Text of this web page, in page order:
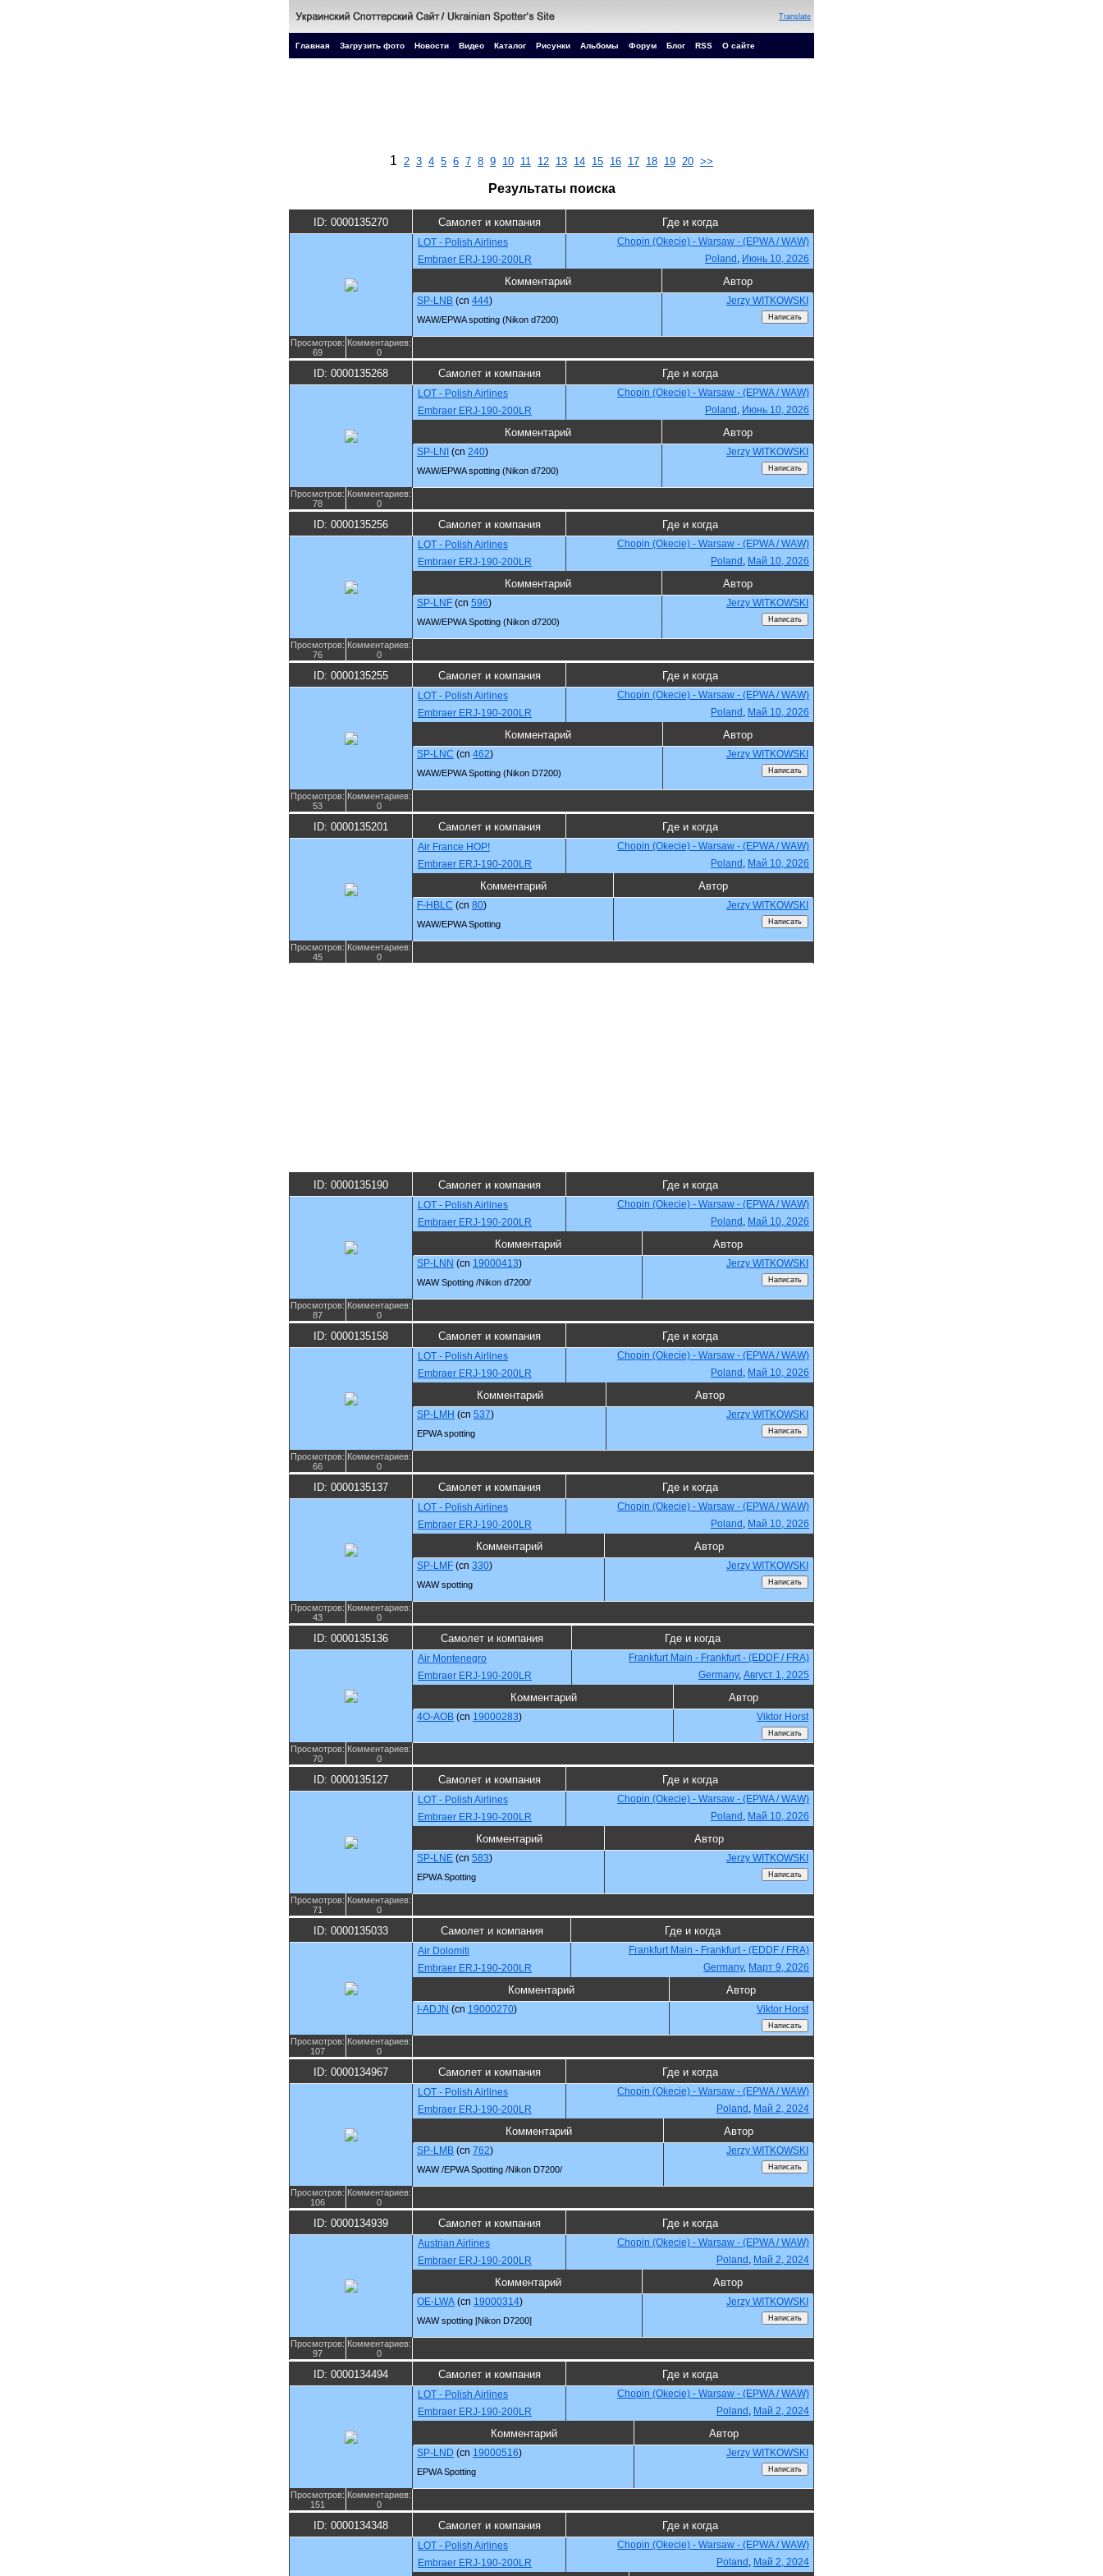
Translate
Главная Загрузить фото Новости Видео Каталог Рисунки Альбомы Форум Блог RSS О сайте
1 2 3 4 5 6 7 8 9 10 11 12 13 14 15 16 17 18 19 20 >>
Результаты поиска
ID: 0000135270 Самолет и компания Где и когда
LOT - Polish Airlines
Chopin (Okecie) - Warsaw - (EPWA / WAW)
Embraer ERJ-190-200LR
Poland , Июнь 10, 2026
Комментарий Автор
SP-LNB (cn 444)
WAW/EPWA spotting (Nikon d7200)
Jerzy WITKOWSKI
Просмотров:
69
Комментариев:
0
ID: 0000135268 Самолет и компания Где и когда
LOT - Polish Airlines
Chopin (Okecie) - Warsaw - (EPWA / WAW)
Embraer ERJ-190-200LR
Poland , Июнь 10, 2026
Комментарий Автор
SP-LNI (cn 240)
WAW/EPWA spotting (Nikon d7200)
Jerzy WITKOWSKI
Просмотров:
78
Комментариев:
0
ID: 0000135256 Самолет и компания Где и когда
LOT - Polish Airlines
Chopin (Okecie) - Warsaw - (EPWA / WAW)
Embraer ERJ-190-200LR
Poland , Май 10, 2026
Комментарий Автор
SP-LNF (cn 596)
WAW/EPWA Spotting (Nikon d7200)
Jerzy WITKOWSKI
Просмотров:
76
Комментариев:
0
ID: 0000135255 Самолет и компания Где и когда
LOT - Polish Airlines
Chopin (Okecie) - Warsaw - (EPWA / WAW)
Embraer ERJ-190-200LR
Poland , Май 10, 2026
Комментарий Автор
SP-LNC (cn 462)
WAW/EPWA Spotting (Nikon D7200)
Jerzy WITKOWSKI
Просмотров:
53
Комментариев:
0
ID: 0000135201 Самолет и компания Где и когда
Air France HOP!
Chopin (Okecie) - Warsaw - (EPWA / WAW)
Embraer ERJ-190-200LR
Poland , Май 10, 2026
Комментарий Автор
F-HBLC (cn 80)
WAW/EPWA Spotting
Jerzy WITKOWSKI
Просмотров:
45
Комментариев:
0
ID: 0000135190 Самолет и компания Где и когда
LOT - Polish Airlines
Chopin (Okecie) - Warsaw - (EPWA / WAW)
Embraer ERJ-190-200LR
Poland , Май 10, 2026
Комментарий Автор
SP-LNN (cn 19000413)
WAW Spotting /Nikon d7200/
Jerzy WITKOWSKI
Просмотров:
87
Комментариев:
0
ID: 0000135158 Самолет и компания Где и когда
LOT - Polish Airlines
Chopin (Okecie) - Warsaw - (EPWA / WAW)
Embraer ERJ-190-200LR
Poland , Май 10, 2026
Комментарий Автор
SP-LMH (cn 537)
EPWA spotting
Jerzy WITKOWSKI
Просмотров:
66
Комментариев:
0
ID: 0000135137 Самолет и компания Где и когда
LOT - Polish Airlines
Chopin (Okecie) - Warsaw - (EPWA / WAW)
Embraer ERJ-190-200LR
Poland , Май 10, 2026
Комментарий Автор
SP-LMF (cn 330)
WAW spotting
Jerzy WITKOWSKI
Просмотров:
43
Комментариев:
0
ID: 0000135136 Самолет и компания Где и когда
Air Montenegro
Frankfurt Main - Frankfurt - (EDDF / FRA)
Embraer ERJ-190-200LR
Germany, Август 1, 2025
Комментарий Автор
4O-AOB (cn 19000283) Viktor Horst
Просмотров:
70
Комментариев:
0
ID: 0000135127 Самолет и компания Где и когда
LOT - Polish Airlines
Chopin (Okecie) - Warsaw - (EPWA / WAW)
Embraer ERJ-190-200LR
Poland , Май 10, 2026
Комментарий Автор
SP-LNE (cn 583)
EPWA Spotting
Jerzy WITKOWSKI
Просмотров:
71
Комментариев:
0
ID: 0000135033 Самолет и компания Где и когда
Air Dolomiti
Frankfurt Main - Frankfurt - (EDDF / FRA)
Embraer ERJ-190-200LR
Germany, Март 9, 2026
Комментарий Автор
I-ADJN (cn 19000270) Viktor Horst
Просмотров:
107
Комментариев:
0
ID: 0000134967 Самолет и компания Где и когда
LOT - Polish Airlines
Chopin (Okecie) - Warsaw - (EPWA / WAW)
Embraer ERJ-190-200LR
Poland , Май 2, 2024
Комментарий Автор
SP-LMB (cn 762)
WAW /EPWA Spotting /Nikon D7200/
Jerzy WITKOWSKI
Просмотров:
106
Комментариев:
0
ID: 0000134939 Самолет и компания Где и когда
Austrian Airlines
Chopin (Okecie) - Warsaw - (EPWA / WAW)
Embraer ERJ-190-200LR
Poland , Май 2, 2024
Комментарий Автор
OE-LWA (cn 19000314)
WAW spotting [Nikon D7200]
Jerzy WITKOWSKI
Просмотров:
97
Комментариев:
0
ID: 0000134494 Самолет и компания Где и когда
LOT - Polish Airlines
Chopin (Okecie) - Warsaw - (EPWA / WAW)
Embraer ERJ-190-200LR
Poland , Май 2, 2024
Комментарий Автор
SP-LND (cn 19000516)
EPWA Spotting
Jerzy WITKOWSKI
Просмотров:
151
Комментариев:
0
ID: 0000134348 Самолет и компания Где и когда
LOT - Polish Airlines
Chopin (Okecie) - Warsaw - (EPWA / WAW)
Embraer ERJ-190-200LR
Poland , Май 2, 2024